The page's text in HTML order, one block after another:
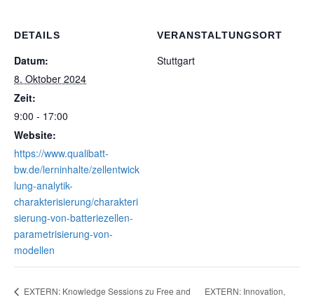
DETAILS
Datum:
8. Oktober 2024
Zeit:
9:00 - 17:00
Website:
https://www.qualibatt-
bw.de/lerninhalte/zellentwick
lung-analytik-
charakterisierung/charakteri
sierung-von-batteriezellen-
parametrisierung-von-
modellen
VERANSTALTUNGSORT
Stuttgart
EXTERN: Knowledge Sessions zu Free and
EXTERN: Innovation,